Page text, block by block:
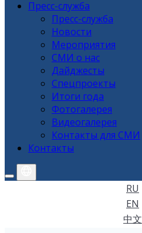
Пресс-служба
Пресс-служба
Новости
Мероприятия
СМИ о нас
Дайджесты
Спецпроекты
Итоги года
Фотогалерея
Видеогалерея
Контакты для СМИ
Контакты
RU
EN
中文